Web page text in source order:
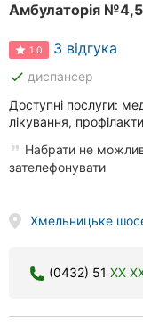
Амбулаторія
1.0 3 відгука
done диспансер
Доступні послуги:
лікування,
Набрати не
зателефонувати
Хмельницьке
(0432) 51 XX